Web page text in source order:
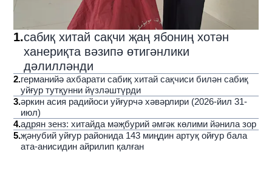
1.сабиқ хитай сақчи җаң ябониң хотән
ханериқта вәзипә өтигәнлики
дәлилләнди
2.германийә ахбарати сабиқ хитай сақчиси билән сабиқ
уйғур тутқунни йүзләштүрди
3.әркин асия радийоси уйғурчә хәвәрлири (2026-йил 31-
июл)
4.адрян зенз: хитайда мәҗбурий әмгәк көлими йәнила зор
5.җәнубий уйғур районида 143 миңдин артуқ ойғур бала
ата-анисидин айрилип қалған